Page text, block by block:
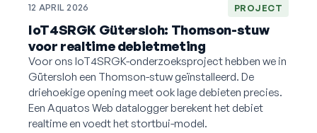
12 APRIL 2026 PROJECT
IoT4SRGK Gütersloh: Thomson-stuw
voor realtime debietmeting
Voor ons IoT4SRGK-onderzoeksproject hebben we in
Gütersloh een Thomson-stuw geïnstalleerd. De
driehoekige opening meet ook lage debieten precies.
Een Aquatos Web datalogger berekent het debiet
realtime en voedt het stortbui-model.